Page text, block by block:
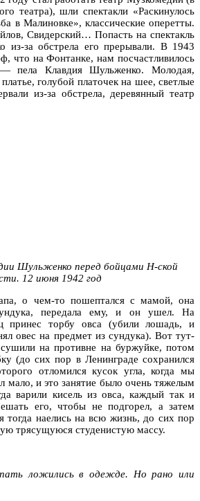
театра), шли спектакли «Раскинулось
в Малиновке», классические оперетты.
Свидерский… Попасть на спектакль
из-за обстрела его прерывали. В 1943
что на Фонтанке, нам посчастливилось
пела Клавдия Шульженко. Молодая,
голубой платочек на шее, светлые
из-за обстрела, деревянный театр
Шульженко перед бойцами Н-ской
12 июня 1942 год
о чем-то пошептался с мамой, она
передала ему, и он ушел. На
принес торбу овса (убили лошадь, и
овес на предмет из сундука). Вот тут-
на противне на буржуйке, потом
(до сих пор в Ленинграде сохранился
отломился кусок угла, когда мы
мало, и это занятие было очень тяжелым
варили кисель из овса, каждый так и
его, чтобы не подгорел, а затем
тогда наелись на всю жизнь, до сих пор
трясущуюся студенистую массу.
ложились в одежде. Но рано или